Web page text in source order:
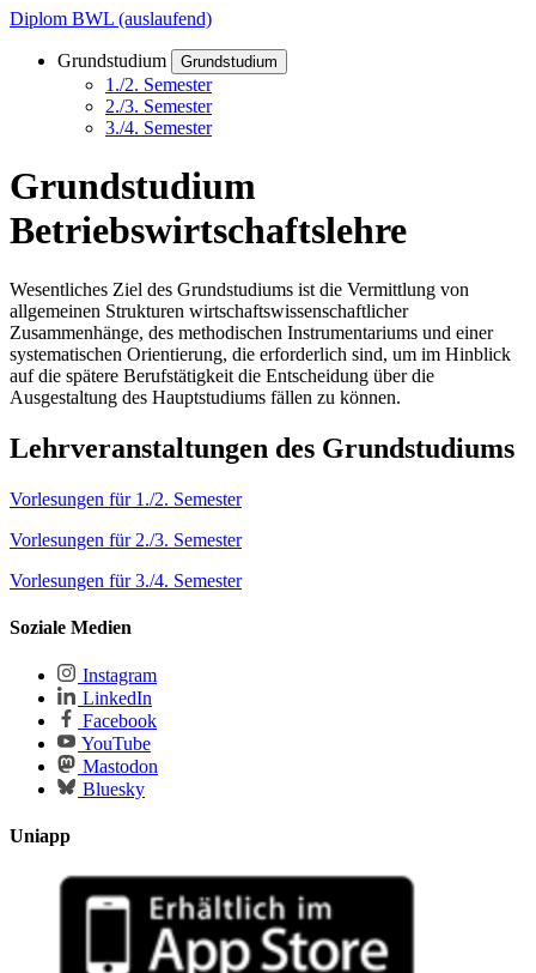
Diplom BWL (auslaufend)
Grundstudium Grundstudium
1./2. Semester
2./3. Semester
3./4. Semester
Grundstudium
Betriebswirtschaftslehre
Wesentliches Ziel des Grundstudiums ist die Vermittlung von
allgemeinen Strukturen wirtschaftswissenschaftlicher
Zusammenhänge, des methodischen Instrumentariums und einer
systematischen Orientierung, die erforderlich sind, um im Hinblick
auf die spätere Berufstätigkeit die Entscheidung über die
Ausgestaltung des Hauptstudiums fällen zu können.
Lehrveranstaltungen des Grundstudiums
Vorlesungen für 1./2. Semester
Vorlesungen für 2./3. Semester
Vorlesungen für 3./4. Semester
Soziale Medien
Instagram
LinkedIn
Facebook
YouTube
Mastodon
Bluesky
Uniapp